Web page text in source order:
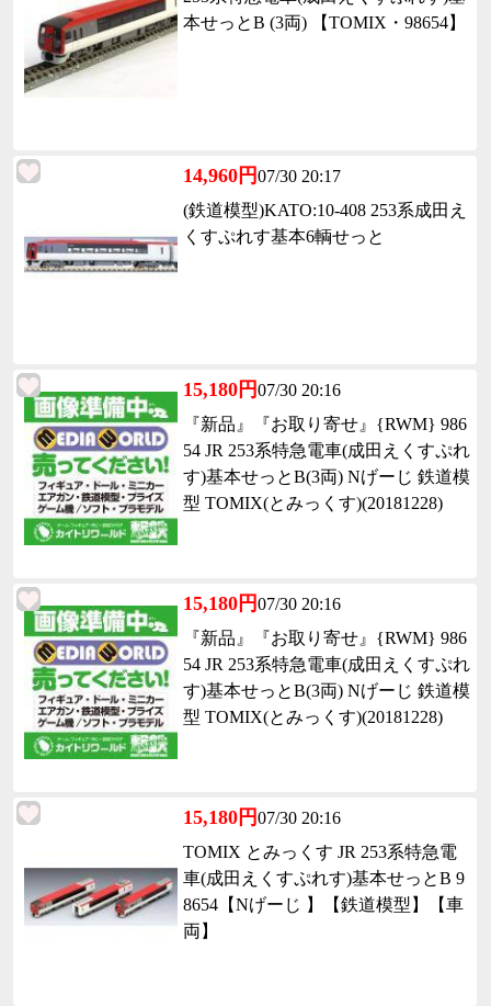
本せっとB (3両) 【TOMIX・98654】
14,960円07/30 20:17
(鉄道模型)KATO:10-408 253系成田え
くすぷれす基本6輌せっと
15,180円07/30 20:16
『新品』『お取り寄せ』{RWM} 986
54 JR 253系特急電車(成田えくすぷれ
す)基本せっとB(3両) Nげーじ 鉄道模
型 TOMIX(とみっくす)(20181228)
15,180円07/30 20:16
『新品』『お取り寄せ』{RWM} 986
54 JR 253系特急電車(成田えくすぷれ
す)基本せっとB(3両) Nげーじ 鉄道模
型 TOMIX(とみっくす)(20181228)
15,180円07/30 20:16
TOMIX とみっくす JR 253系特急電
車(成田えくすぷれす)基本せっとB 9
8654【Nげーじ 】【鉄道模型】【車
両】